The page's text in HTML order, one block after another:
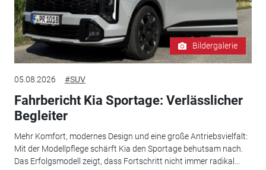
Bildergalerie
05.08.2026 #SUV
Fahrbericht Kia Sportage: Verlässlicher
Begleiter
Mehr Komfort, modernes Design und eine große Antriebsvielfalt:
Mit der Modellpflege schärft Kia den Sportage behutsam nach.
Das Erfolgsmodell zeigt, dass Fortschritt nicht immer radikal...